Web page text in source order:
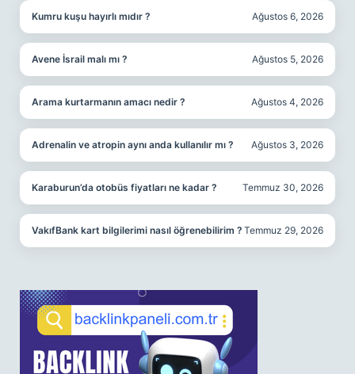
Kumru kuşu hayırlı mıdır ? Ağustos 6, 2026
Avene İsrail malı mı ? Ağustos 5, 2026
Arama kurtarmanın amacı nedir ? Ağustos 4, 2026
Adrenalin ve atropin aynı anda kullanılır mı ? Ağustos 3, 2026
Karaburun’da otobüs fiyatları ne kadar ? Temmuz 30, 2026
VakıfBank kart bilgilerimi nasıl öğrenebilirim ? Temmuz 29, 2026